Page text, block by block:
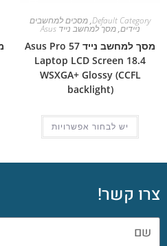
Default Category
,מסכים למחשבים
ניידים,מסך למחשב נייד Asus
מסך למחשב נייד Asus Pro 57
Laptop LCD Screen 18.4
WSXGA+ Glossy (CCFL
backlight)
יש לבחור אפשרויות
צרו קשר!